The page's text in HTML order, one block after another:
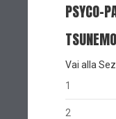
PSYCO-
Vai alla
1
2